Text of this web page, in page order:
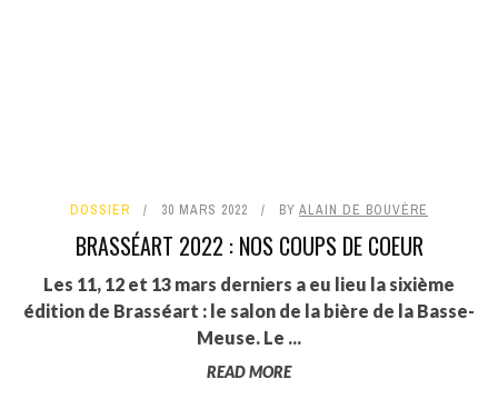
DOSSIER 30 MARS 2022 BY ALAIN DE BOUVÈRE
BRASSÉART 2022 : NOS COUPS DE COEUR
Les 11, 12 et 13 mars derniers a eu lieu la sixième
édition de Brasséart : le salon de la bière de la Basse-
Meuse. Le ...
READ MORE